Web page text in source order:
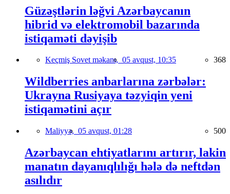
Güzəştlərin ləğvi Azərbaycanın
hibrid və elektromobil bazarında
istiqaməti dəyişib
Keçmiş Sovet məkanı, 05 avqust, 10:35 368
Wildberries anbarlarına zərbələr:
Ukrayna Rusiyaya təzyiqin yeni
istiqamətini açır
Maliyyə, 05 avqust, 01:28 500
Azərbaycan ehtiyatlarını artırır, lakin
manatın dayanıqlılığı hələ də neftdən
asılıdır